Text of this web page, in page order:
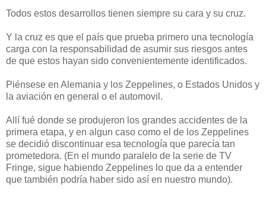
Todos estos desarrollos tienen siempre su cara y su cruz.
Y la cruz es que el país que prueba primero una tecnología
carga con la responsabilidad de asumir sus riesgos antes
de que estos hayan sido convenientemente identificados.
Piénsese en Alemania y los Zeppelines, o Estados Unidos y
la aviación en general o el automovil.
Allí fué donde se produjeron los grandes accidentes de la
primera etapa, y en algun caso como el de los Zeppelines
se decidió discontinuar esa tecnología que parecía tan
prometedora. (En el mundo paralelo de la serie de TV
Fringe, sigue habiendo Zeppelines lo que da a entender
que también podría haber sido así en nuestro mundo).